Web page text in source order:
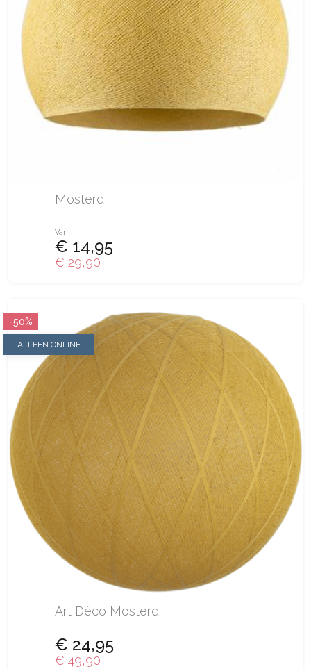
Mosterd
Van
€ 14,95
€ 29,90
ALLEEN ONLINE
-50%
Art Déco Mosterd
€ 24,95
€ 49,90